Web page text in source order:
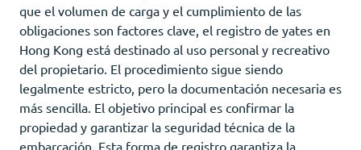
que el volumen de carga y el cumplimiento de las
obligaciones son factores clave, el registro de yates en
Hong Kong está destinado al uso personal y recreativo
del propietario. El procedimiento sigue siendo
legalmente estricto, pero la documentación necesaria es
más sencilla. El objetivo principal es confirmar la
propiedad y garantizar la seguridad técnica de la
embarcación. Esta forma de registro garantiza la